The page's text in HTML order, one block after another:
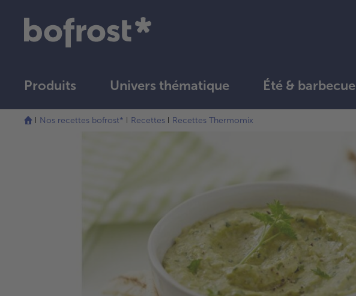
Produits Univers thématique Été & barbecue
Nos recettes bofrost* Recettes Recettes Thermomix